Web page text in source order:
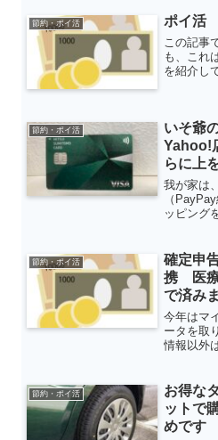
す。とは
退職する
していた
すが…。
節約・ポイ活 ポイ活
この記事
も、これ
を紹介し
節約・ポイ活
いそ爺
Yahoo!
らに上
我が家は
（
ッピング
す。
を購入す
えるので
ます。
節約・ポイ活
確定申
携 医療
で済み
今年はマ
ータを取
情報以外
楽になっ
スの登録
節約・ポイ活
お得な
ットで
めです